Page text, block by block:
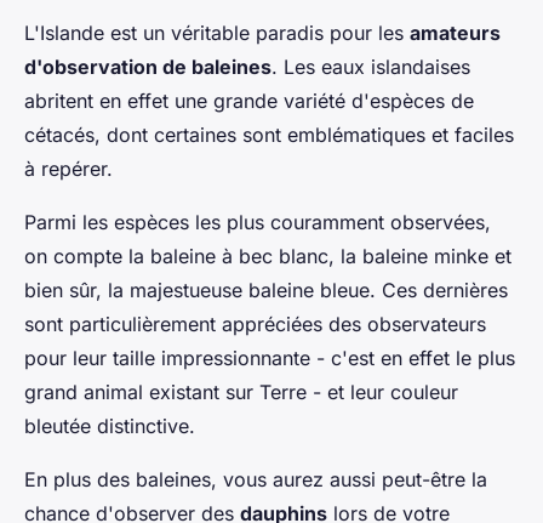
L'Islande est un véritable paradis pour les amateurs
d'observation de baleines. Les eaux islandaises
abritent en effet une grande variété d'espèces de
cétacés, dont certaines sont emblématiques et faciles
à repérer.
Parmi les espèces les plus couramment observées,
on compte la baleine à bec blanc, la baleine minke et
bien sûr, la majestueuse baleine bleue. Ces dernières
sont particulièrement appréciées des observateurs
pour leur taille impressionnante - c'est en effet le plus
grand animal existant sur Terre - et leur couleur
bleutée distinctive.
En plus des baleines, vous aurez aussi peut-être la
chance d'observer des dauphins lors de votre